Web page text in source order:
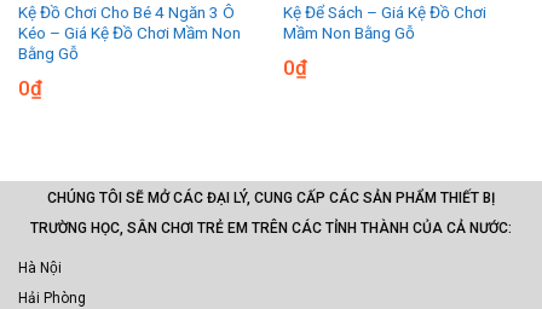
Kệ Đồ Chơi Cho Bé 4 Ngăn 3 Ô
Kéo – Giá Kệ Đồ Chơi Mầm Non
Bằng Gỗ
0₫
Kệ Để Sách – Giá Kệ Đồ Chơi
Mầm Non Bằng Gỗ
0₫
CHÚNG TÔI SẼ MỞ CÁC ĐẠI LÝ, CUNG CẤP CÁC SẢN PHẨM THIẾT BỊ
TRƯỜNG HỌC, SÂN CHƠI TRẺ EM TRÊN CÁC TỈNH THÀNH CỦA CẢ NƯỚC:
Hà Nội
Hải Phòng